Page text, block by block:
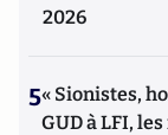
2026
5« Sionistes,
GUD à LFI,